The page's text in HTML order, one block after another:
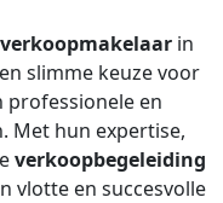
verkoopmakelaar in
slimme keuze voor
professionele en
Met hun expertise,
verkoopbegeleiding
vlotte en succesvolle